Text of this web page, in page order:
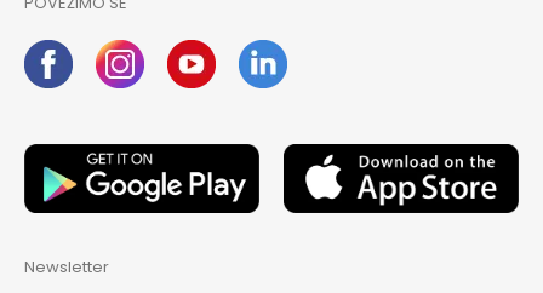
Newsletter